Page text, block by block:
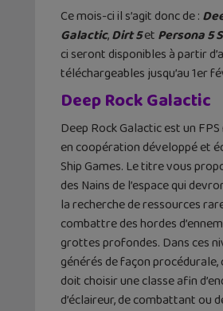
Ce mois-ci il s’agit donc de :
Galactic,Dirt 5et Persona 5
ci seront disponibles à partir
téléchargeables jusqu’au 1er
Deep Rock Galactic
Deep Rock Galactic est un
en coopération développé et
Ship Games. Le titre vous
des Nains de l’espace qui
la recherche de ressources
combattre des hordes
grottes profondes. Dans ces
générés de façon
doit choisir une classe afin
d’éclaireur, de combattant ou